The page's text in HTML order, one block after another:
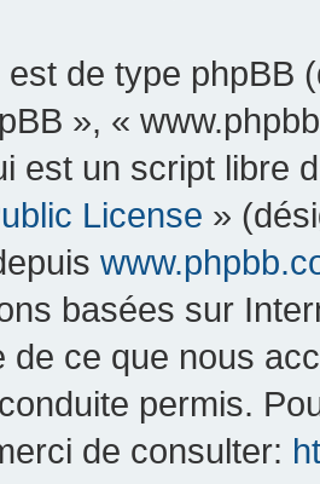
de type phpBB
», «
est un script libre
License »
basées sur
de ce que nous
permis.
de consulter: